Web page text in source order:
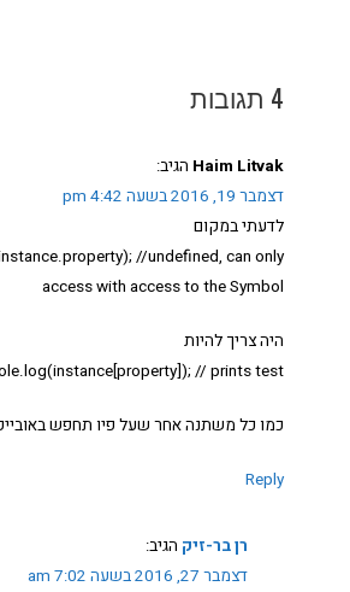
4 תגובות
Haim Litvak הגיב:
דצמבר 19, 2016 בשעה 4:42 pm
לדעתי במקום
//undefined, can only
access with access to the Symbol
היה צריך להיות
// prints test
כמו כל משתנה אחר שעל פיו תחפש
Reply
רן בר-זיק הגיב:
דצמבר 27, 2016 בשעה 7:02 am